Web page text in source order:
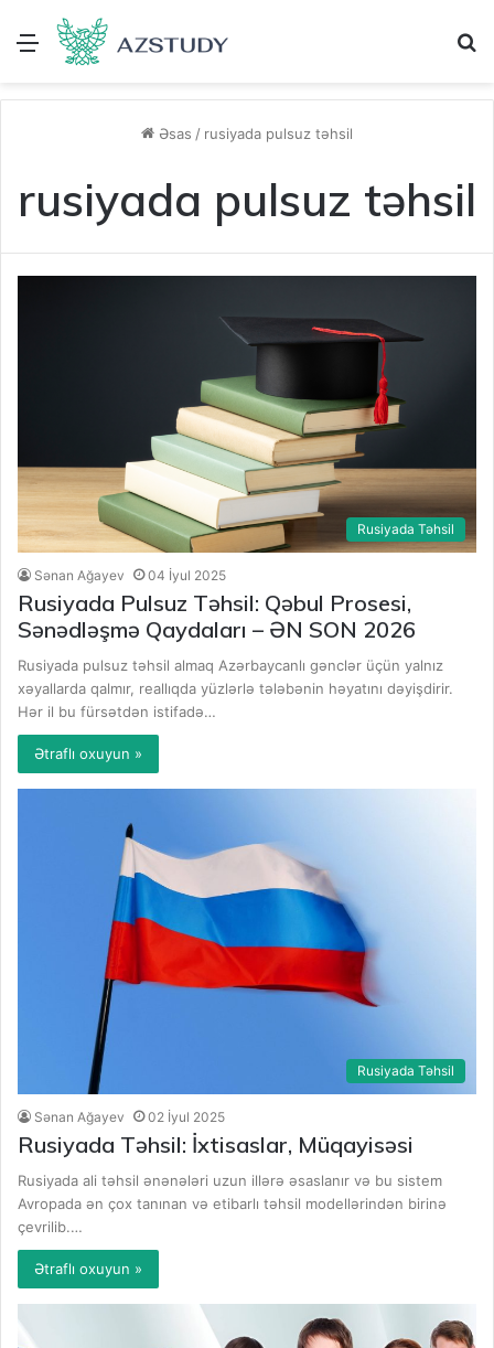
Menu
Əsas / rusiyada pulsuz təhsil
rusiyada pulsuz təhsil
Rusiyada Təhsil
Sənan Ağayev 04 İyul 2025
Rusiyada Pulsuz Təhsil: Qəbul Prosesi,
Sənədləşmə Qaydaları – ƏN SON 2026
Rusiyada pulsuz təhsil almaq Azərbaycanlı gənclər üçün yalnız
xəyallarda qalmır, reallıqda yüzlərlə tələbənin həyatını dəyişdirir.
Hər il bu fürsətdən istifadə…
Ətraflı oxuyun »
Rusiyada Təhsil
Sənan Ağayev 02 İyul 2025
Rusiyada Təhsil: İxtisaslar, Müqayisəsi
Rusiyada ali təhsil ənənələri uzun illərə əsaslanır və bu sistem
Avropada ən çox tanınan və etibarlı təhsil modellərindən birinə
çevrilib.…
Ətraflı oxuyun »